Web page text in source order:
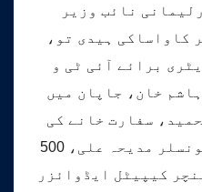
نائب وزیر
کاواساکی ہیدی تو،
برائے آئی ٹی و
خان، جاپان میں
سفارت خانے کی
ٹریڈ اینڈ انویسٹمنٹ کونسلر مدیحہ علی، 500
کیپیٹل ایڈوائزر